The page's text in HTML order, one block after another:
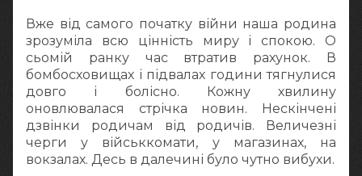
Вже від самого початку війни наша родина
зрозуміла всю цінність миру і спокою. О
сьомій ранку час втратив рахунок. В
бомбосховищах і підвалах години тягнулися
довго і болісно. Кожну хвилину
оновлювалася стрічка новин. Нескінчені
дзвінки родичам від родичів. Величезні
черги у військкомати, у магазинах, на
вокзалах. Десь в далечині було чутно вибухи.